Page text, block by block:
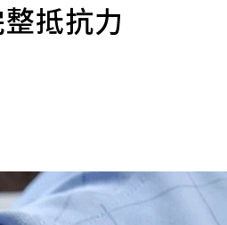
抵抗力